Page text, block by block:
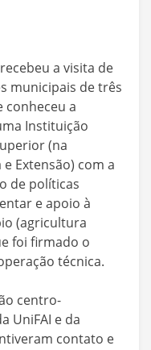
a visita de
municipais de três
conheceu a
Instituição
(na
Extensão) com a
de políticas
e apoio à
(agricultura
foi firmado o
técnica.
centro-
UniFAI e da
contato e